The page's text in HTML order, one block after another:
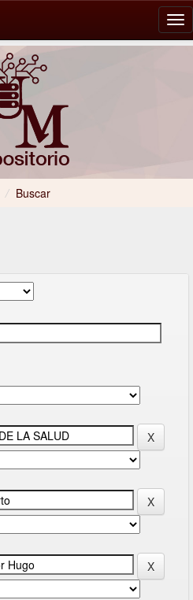
/ Buscar